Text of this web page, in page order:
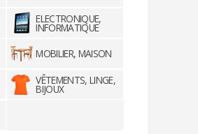
ELECTRONIQUE,
INFORMATIQUE
MOBILIER, MAISON
VÊTEMENTS, LINGE,
BIJOUX